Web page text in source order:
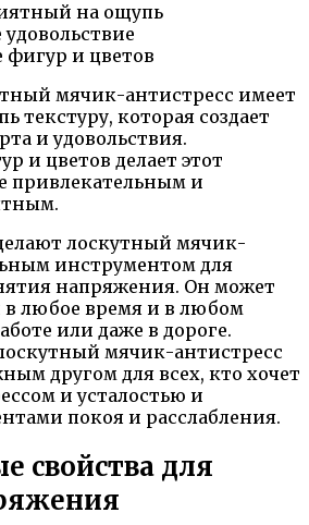
на ощупь
удовольствие
фигур и цветов
мячик-антистресс имеет
текстуру, которая создает
и удовольствия.
и цветов делает этот
привлекательным и
лоскутный мячик-
инструментом для
напряжения. Он может
в любое время и в любом
или даже в дороге.
мячик-антистресс
другом для всех, кто хочет
и усталостью и
покоя и расслабления.
свойства для